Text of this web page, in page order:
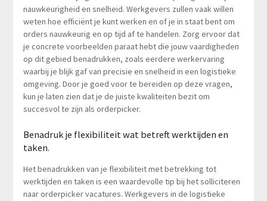
nauwkeurigheid en snelheid. Werkgevers zullen vaak willen
weten hoe efficiënt je kunt werken en of je in staat bent om
orders nauwkeurig en op tijd af te handelen. Zorg ervoor dat
je concrete voorbeelden paraat hebt die jouw vaardigheden
op dit gebied benadrukken, zoals eerdere werkervaring
waarbij je blijk gaf van precisie en snelheid in een logistieke
omgeving. Door je goed voor te bereiden op deze vragen,
kun je laten zien dat je de juiste kwaliteiten bezit om
succesvol te zijn als orderpicker.
Benadruk je flexibiliteit wat betreft werktijden en
taken.
Het benadrukken van je flexibiliteit met betrekking tot
werktijden en taken is een waardevolle tip bij het solliciteren
naar orderpicker vacatures. Werkgevers in de logistieke